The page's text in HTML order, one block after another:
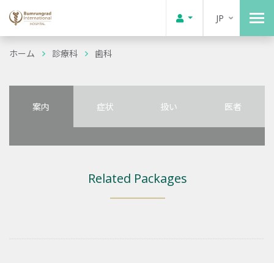
JP
ホーム 診療科 歯科
案内 症状 扱い 医者
Related Packages